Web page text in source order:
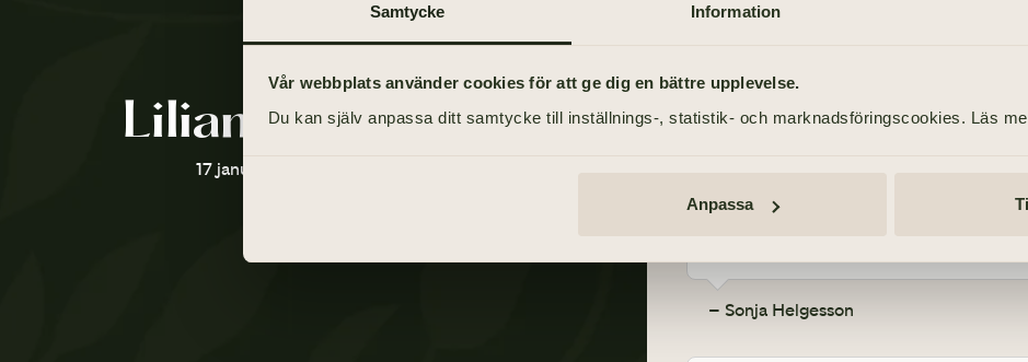
Samtycke Information
Vår webbplats använder cookies för att ge dig en bättre upplevelse.
Du kan själv anpassa ditt samtycke till inställnings-, statistik- och marknadsföringscookies. Läs
Anpassa
Lilian Andersson
17 januari 1943 - 19 augusti 2021
TÄND ETT LJUS
Tack för alla trevliga och fina
– Sonja Helgesson